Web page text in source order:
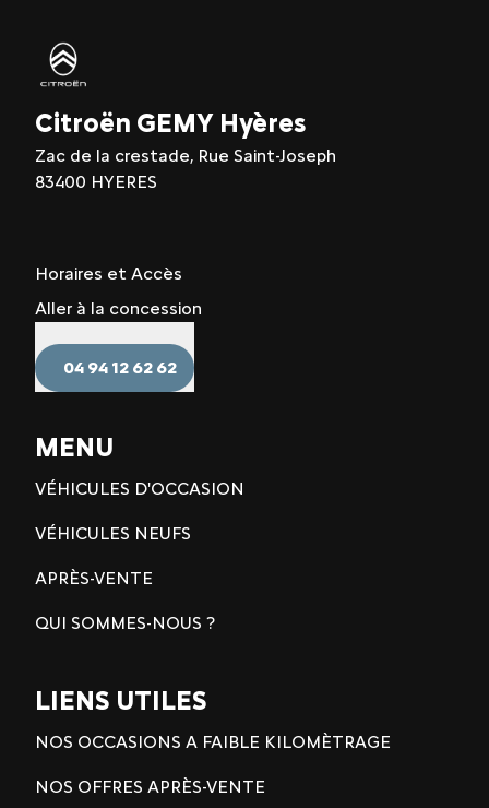
Citroën GEMY Hyères
Zac de la crestade, Rue Saint-Joseph
83400 HYERES
Horaires et Accès
Aller à la concession
04 94 12 62 62
MENU
VÉHICULES D'OCCASION
VÉHICULES NEUFS
APRÈS-VENTE
QUI SOMMES-NOUS ?
LIENS UTILES
NOS OCCASIONS A FAIBLE KILOMÈTRAGE
NOS OFFRES APRÈS-VENTE